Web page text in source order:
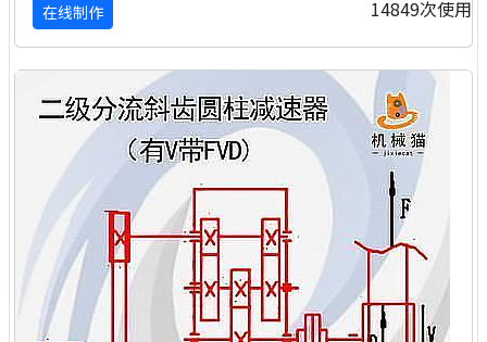
在线制作 14849次使用